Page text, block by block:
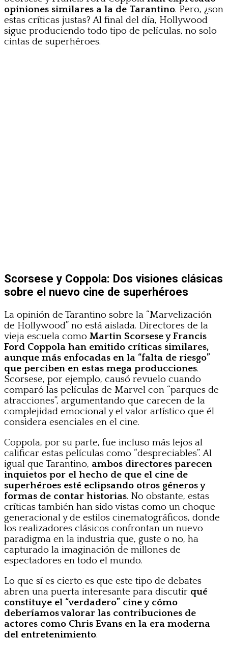
opiniones similares a la de Tarantino. Pero, ¿son
estas críticas justas? Al final del día, Hollywood
sigue produciendo todo tipo de películas, no solo
cintas de superhéroes.
Scorsese y Coppola: Dos visiones clásicas
sobre el nuevo cine de superhéroes
La opinión de Tarantino sobre la “Marvelización
de Hollywood” no está aislada. Directores de la
vieja escuela como Martin Scorsese y Francis
Ford Coppola han emitido críticas similares,
aunque más enfocadas en la “falta de riesgo”
que perciben en estas mega producciones.
Scorsese, por ejemplo, causó revuelo cuando
comparó las películas de Marvel con “parques de
atracciones”, argumentando que carecen de la
complejidad emocional y el valor artístico que él
considera esenciales en el cine.
Coppola, por su parte, fue incluso más lejos al
calificar estas películas como “despreciables”. Al
igual que Tarantino, ambos directores parecen
inquietos por el hecho de que el cine de
superhéroes esté eclipsando otros géneros y
formas de contar historias. No obstante, estas
críticas también han sido vistas como un choque
generacional y de estilos cinematográficos, donde
los realizadores clásicos confrontan un nuevo
paradigma en la industria que, guste o no, ha
capturado la imaginación de millones de
espectadores en todo el mundo.
Lo que sí es cierto es que este tipo de debates
abren una puerta interesante para discutir qué
constituye el “verdadero” cine y cómo
deberíamos valorar las contribuciones de
actores como Chris Evans en la era moderna
del entretenimiento.